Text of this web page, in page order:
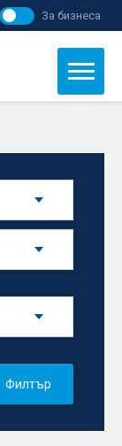
За бизнеса
Филтър